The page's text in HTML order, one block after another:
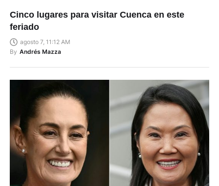
Cinco lugares para visitar Cuenca en este
feriado
agosto 7, 11:12 AM
By Andrés Mazza